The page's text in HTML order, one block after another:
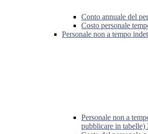
Conto annuale del
Costo personale
Personale non a tempo
Personale non a
pubblicare in tabelle)